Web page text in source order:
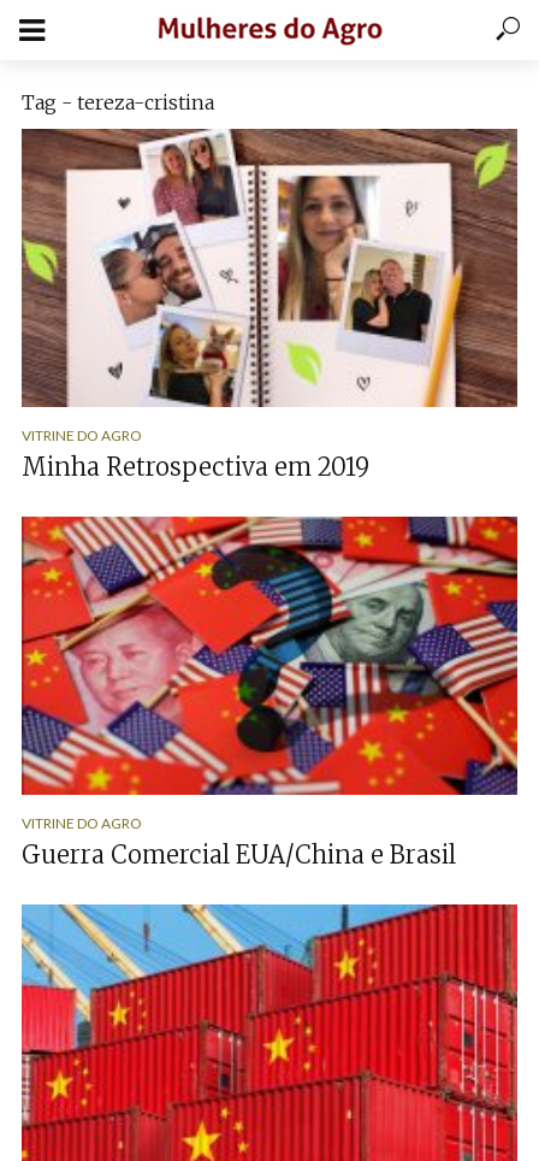
Tag - tereza-cristina
VITRINE DO AGRO
Minha Retrospectiva em 2019
VITRINE DO AGRO
Guerra Comercial EUA/China e Brasil